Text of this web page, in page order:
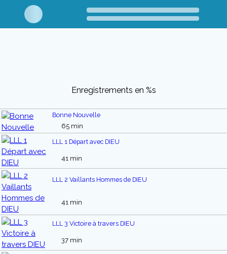
Enregistrements en %s
Bonne Nouvelle
65 min
LLL 1 Départ avec DIEU
41 min
LLL 2 Vaillants Hommes de DIEU
41 min
LLL 3 Victoire à travers DIEU
37 min